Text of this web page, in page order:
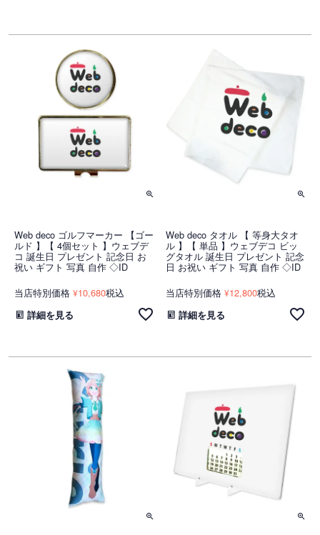
Web deco ゴルフマーカー 【ゴー
ルド 】【 4個セット 】ウェブデ
コ 誕生日 プレゼント 記念日 お
祝い ギフト 写真 自作 ◇ID
当店特別価格 ¥10,680税込
詳細を見る
Web deco タオル 【 等身大タオ
ル 】【 単品 】ウェブデコ ビッ
グタオル 誕生日 プレゼント 記念
日 お祝い ギフト 写真 自作 ◇ID
当店特別価格 ¥12,800税込
詳細を見る